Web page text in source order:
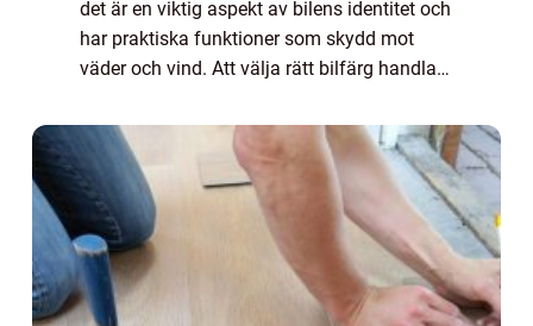
det är en viktig aspekt av bilens identitet och
har praktiska funktioner som skydd mot
väder och vind. Att välja rätt bilfärg handlar